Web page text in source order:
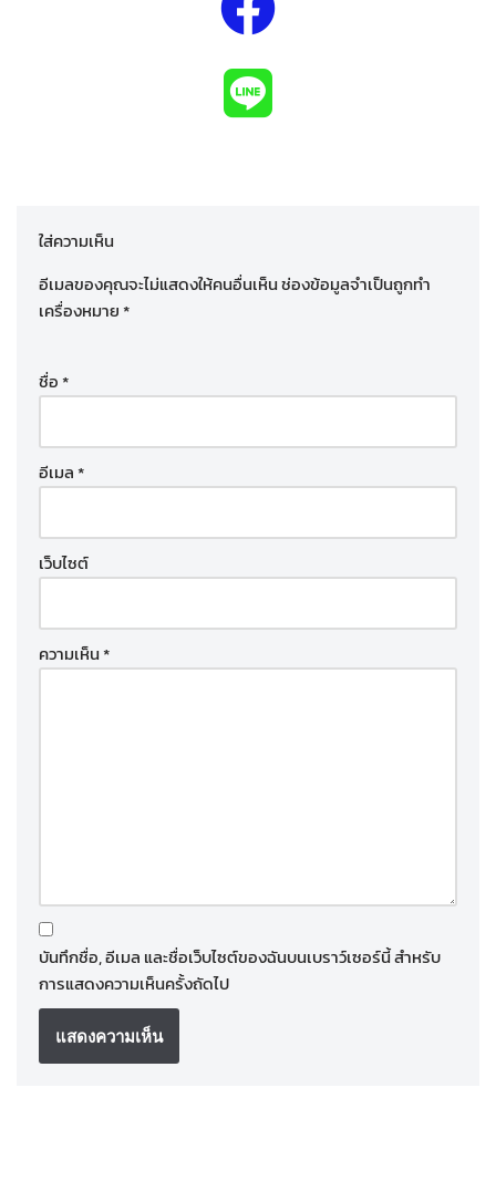
ใส่ความเห็น
อีเมลของคุณจะไม่แสดงให้คนอื่นเห็นช่องข้อมูลจำเป็นถูกทำ
เครื่องหมาย*
ชื่อ*
อีเมล*
เว็บไซต์
ความเห็น*
บันทึกชื่อ, อีเมล และชื่อเว็บไซต์ของฉันบนเบราว์เซอร์นี้ สำหรับ
การแสดงความเห็นครั้งถัดไป